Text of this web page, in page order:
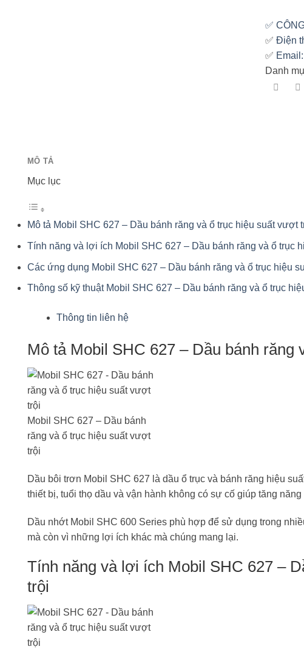
✅
✅Điện
✅
Danh
MÔ TẢ
Mục lục
Mô tả Mobil SHC 627 – Dầu bánh răng và ổ trục hiệu suất vượt
Tính năng và lợi ích Mobil SHC 627 – Dầu bánh răng và ổ trục
Các ứng dụng Mobil SHC 627 – Dầu bánh răng và ổ trục hiệu
Thông số kỹ thuật Mobil SHC 627 – Dầu bánh răng và ổ trục
Thông tin liên hệ
Mô tả Mobil SHC 627 – Dầu bánh răng
Mobil SHC 627 – Dầu bánh
răng và ổ trục hiệu suất vượt
trội
Dầu bôi trơn Mobil SHC 627 là dầu ổ trục và bánh răng hiệu
thiết bị, tuổi thọ dầu và vận hành không có sự cố giúp tăng
Dầu nhớt Mobil SHC 600 Series phù hợp để sử dụng trong
mà còn vì những lợi ích khác mà chúng mang lại.
Tính năng và lợi ích Mobil SHC 627 –
trội